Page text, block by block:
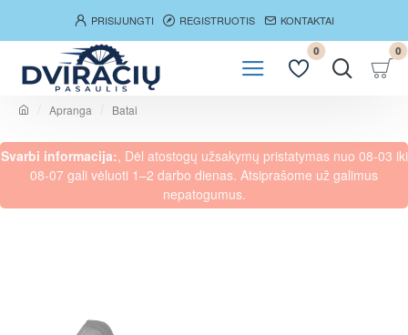
PRISIJUNGTI REGISTRUOTIS KONTAKTAI
0 0
o
m
Apranga Batai
Svarbi informacija:, Dėl atostogų užsakymų pristatymas nuo 08-03 iki
08-07 gali vėluoti 1–2 darbo dienas. Atsiprašome už galimus
nepatogumus.